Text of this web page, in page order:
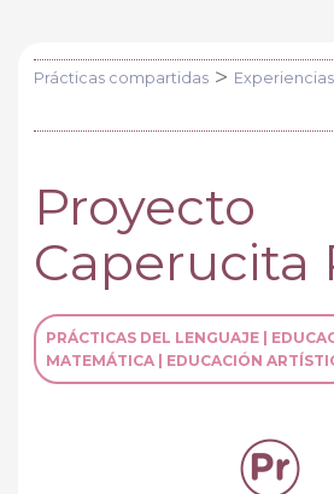
Prácticas compartidas> Experiencias
Proyecto
Caperucita
PRÁCTICAS DEL LENGUAJE |
MATEMÁTICA | EDUCACIÓN